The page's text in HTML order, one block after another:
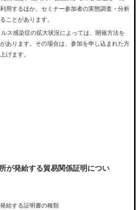
用するほか、セミナー参加者の実態調査・分析
ことがあります。
ス感染症の拡大状況によっては、開催方法を
あります。その場合は、参加を申し込まれた方
げます。
が発給する貿易関係証明につい
給する証明書の種類